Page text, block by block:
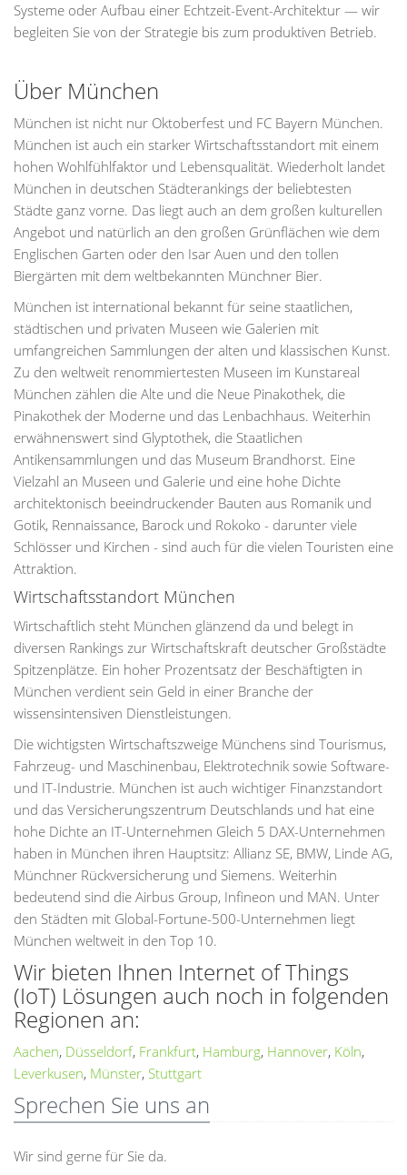
Systeme oder Aufbau einer Echtzeit-Event-Architektur — wir
begleiten Sie von der Strategie bis zum produktiven Betrieb.
Über München
München ist nicht nur Oktoberfest und FC Bayern München.
München ist auch ein starker Wirtschaftsstandort mit einem
hohen Wohlfühlfaktor und Lebensqualität. Wiederholt landet
München in deutschen Städterankings der beliebtesten
Städte ganz vorne. Das liegt auch an dem großen kulturellen
Angebot und natürlich an den großen Grünflächen wie dem
Englischen Garten oder den Isar Auen und den tollen
Biergärten mit dem weltbekannten Münchner Bier.
München ist international bekannt für seine staatlichen,
städtischen und privaten Museen wie Galerien mit
umfangreichen Sammlungen der alten und klassischen Kunst.
Zu den weltweit renommiertesten Museen im Kunstareal
München zählen die Alte und die Neue Pinakothek, die
Pinakothek der Moderne und das Lenbachhaus. Weiterhin
erwähnenswert sind Glyptothek, die Staatlichen
Antikensammlungen und das Museum Brandhorst. Eine
Vielzahl an Museen und Galerie und eine hohe Dichte
architektonisch beeindruckender Bauten aus Romanik und
Gotik, Rennaissance, Barock und Rokoko - darunter viele
Schlösser und Kirchen - sind auch für die vielen Touristen eine
Attraktion.
Wirtschaftsstandort München
Wirtschaftlich steht München glänzend da und belegt in
diversen Rankings zur Wirtschaftskraft deutscher Großstädte
Spitzenplätze. Ein hoher Prozentsatz der Beschäftigten in
München verdient sein Geld in einer Branche der
wissensintensiven Dienstleistungen.
Die wichtigsten Wirtschaftszweige Münchens sind Tourismus,
Fahrzeug- und Maschinenbau, Elektrotechnik sowie Software-
und IT-Industrie. München ist auch wichtiger Finanzstandort
und das Versicherungszentrum Deutschlands und hat eine
hohe Dichte an IT-Unternehmen Gleich 5 DAX-Unternehmen
haben in München ihren Hauptsitz: Allianz SE, BMW, Linde AG,
Münchner Rückversicherung und Siemens. Weiterhin
bedeutend sind die Airbus Group, Infineon und MAN. Unter
den Städten mit Global-Fortune-500-Unternehmen liegt
München weltweit in den Top 10.
Wir bieten Ihnen Internet of Things
(IoT) Lösungen auch noch in folgenden
Regionen an:
Aachen, Düsseldorf, Frankfurt, Hamburg, Hannover, Köln,
Leverkusen, Münster, Stuttgart
Sprechen Sie uns an
Wir sind gerne für Sie da.